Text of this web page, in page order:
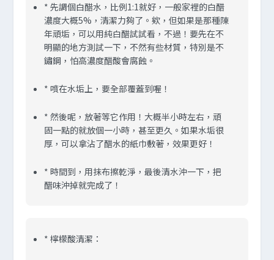
* 先調個白醋水，比例1:1就好，一般家裡的白醋
濃度大概5%，清潔力夠了。欸，但如果是那種陳
年頑垢，可以用純白醋試試看，不過！要先在不
明顯的地方測試一下，不然有些材質，特別是不
鏽鋼，怕高濃度醋酸會腐蝕。
* 噴在水垢上，要全部覆蓋到喔！
* 然後呢，放著等它作用！大概半小時左右，頑
固一點的就放個一小時，甚至更久。如果水垢很
厚，可以拿沾了醋水的紙巾敷著，效果更好！
* 時間到，用抹布擦乾淨，最後清水沖一下，把
醋味沖掉就完成了！
*檸檬酸清潔 ：